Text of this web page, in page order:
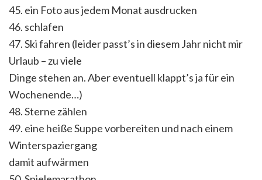
45. ein Foto aus jedem Monat ausdrucken
46. schlafen
47. Ski fahren (leider passt’s in diesem Jahr nicht mir
Urlaub – zu viele
Dinge stehen an. Aber eventuell klappt’s ja für ein
Wochenende…)
48. Sterne zählen
49. eine heiße Suppe vorbereiten und nach einem
Winterspaziergang
damit aufwärmen